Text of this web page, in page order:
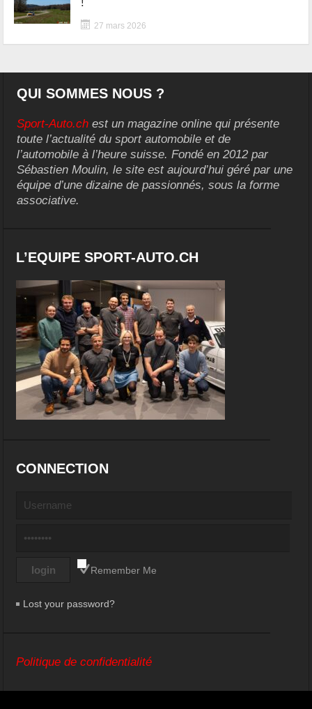
27 mars 2026
QUI SOMMES NOUS ?
Sport-Auto.ch est un magazine online qui présente
toute l’actualité du sport automobile et de
l’automobile à l’heure suisse. Fondé en 2012 par
Sébastien Moulin, le site est aujourd’hui géré par une
équipe d’une dizaine de passionnés, sous la forme
associative.
L’EQUIPE SPORT-AUTO.CH
CONNECTION
Remember Me
Lost your password?
Politique de confidentialité